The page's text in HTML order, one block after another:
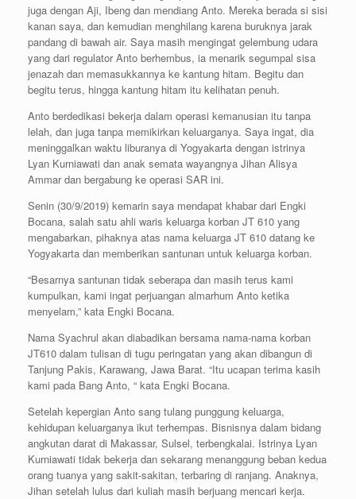
juga dengan Aji, Ibeng dan mendiang Anto. Mereka berada si sisi
kanan saya, dan kemudian menghilang karena buruknya jarak
pandang di bawah air. Saya masih mengingat gelembung udara
yang dari regulator Anto berhembus, ia menarik segumpal sisa
jenazah dan memasukkannya ke kantung hitam. Begitu dan
begitu terus, hingga kantung hitam itu kelihatan penuh.
Anto berdedikasi bekerja dalam operasi kemanusian itu tanpa
lelah, dan juga tanpa memikirkan keluarganya. Saya ingat, dia
meninggalkan waktu liburanya di Yogyakarta dengan istrinya
Lyan Kurniawati dan anak semata wayangnya Jihan Alisya
Ammar dan bergabung ke operasi SAR ini.
Senin (30/9/2019) kemarin saya mendapat khabar dari Engki
Bocana, salah satu ahli waris keluarga korban JT 610 yang
mengabarkan, pihaknya atas nama keluarga JT 610 datang ke
Yogyakarta dan memberikan santunan untuk keluarga korban.
“Besarnya santunan tidak seberapa dan masih terus kami
kumpulkan, kami ingat perjuangan almarhum Anto ketika
menyelam,” kata Engki Bocana.
Nama Syachrul akan diabadikan bersama nama-nama korban
JT610 dalam tulisan di tugu peringatan yang akan dibangun di
Tanjung Pakis, Karawang, Jawa Barat. “Itu ucapan terima kasih
kami pada Bang Anto, “ kata Engki Bocana.
Setelah kepergian Anto sang tulang punggung keluarga,
kehidupan keluarganya ikut terhempas. Bisnisnya dalam bidang
angkutan darat di Makassar, Sulsel, terbengkalai. Istrinya Lyan
Kurniawati tidak bekerja dan sekarang menanggung beban kedua
orang tuanya yang sakit-sakitan, terbaring di ranjang. Anaknya,
Jihan setelah lulus dari kuliah masih berjuang mencari kerja.